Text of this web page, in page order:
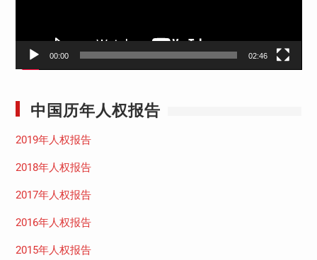
00:00 02:46
中国历年人权报告
2019年人权报告
2018年人权报告
2017年人权报告
2016年人权报告
2015年人权报告